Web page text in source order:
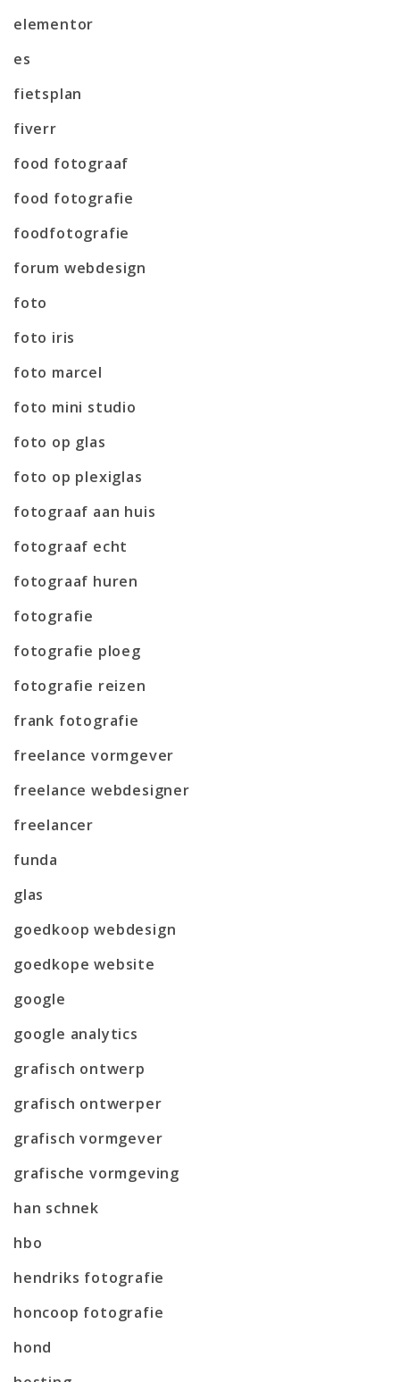
elementor
es
fietsplan
fiverr
food fotograaf
food fotografie
foodfotografie
forum webdesign
foto
foto iris
foto marcel
foto mini studio
foto op glas
foto op plexiglas
fotograaf aan huis
fotograaf echt
fotograaf huren
fotografie
fotografie ploeg
fotografie reizen
frank fotografie
freelance vormgever
freelance webdesigner
freelancer
funda
glas
goedkoop webdesign
goedkope website
google
google analytics
grafisch ontwerp
grafisch ontwerper
grafisch vormgever
grafische vormgeving
han schnek
hbo
hendriks fotografie
honcoop fotografie
hond